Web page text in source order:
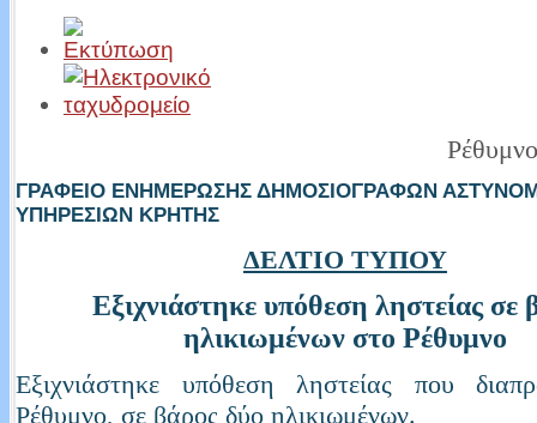
ΓΡΑΦΕΙΟ ΕΝΗΜΕΡΩΣΗΣ ΔΗΜΟΣΙΟΓΡΑΦΩΝ
ΥΠΗΡΕΣΙΩΝ ΚΡΗΤΗΣ
ΔΕΛΤΙΟ ΤΥΠΟΥ
Εξιχνιάστηκε υπόθεση ληστείας σε
ηλικιωμένων στο Ρέθυμνο
Εξιχνιάστηκε υπόθεση ληστείας που
Ρέθυμνο, σε βάρος δύο ηλικιωμένων.